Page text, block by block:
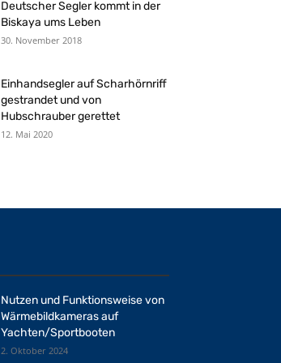
Deutscher Segler kommt in der
Biskaya ums Leben
30. November 2018
Einhandsegler auf Scharhörnriff
gestrandet und von
Hubschrauber gerettet
12. Mai 2020
Nutzen und Funktionsweise von
Wärmebildkameras auf
Yachten/Sportbooten
2. Oktober 2024